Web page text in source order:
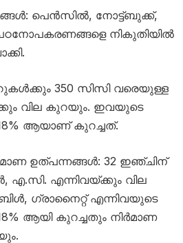
പെൻസിൽ, നോട്ട്ബുക്ക്,
പഠനോപകരണങ്ങളെ നികുതിയിൽ
350 സിസി വരെയുള്ള
വില കുറയും. ഇവയുടെ
18% ആയാണ് കുറച്ചത്.
ഉത്പന്നങ്ങൾ: 32 ഇഞ്ചിന്
എ.സി. എന്നിവയ്ക്കും വില
ഗ്രാനൈറ്റ് എന്നിവയുടെ
ആയി കുറച്ചതും നിർമാണ